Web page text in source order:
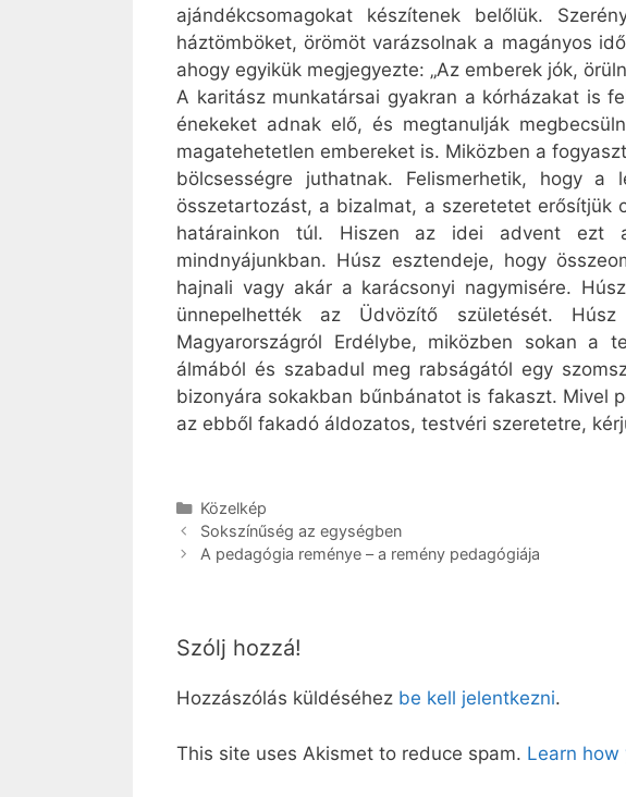
ajándékcsomagokat készítenek belőlük.
háztömböket, örömöt varázsolnak a magányos
ahogy egyikük megjegyezte: „Az emberek jók,
A karitász munkatársai gyakran a kórházakat is
énekeket adnak elő, és megtanulják
magatehetetlen embereket is. Miközben a
bölcsességre juthatnak. Felismerhetik, hogy
összetartozást, a bizalmat, a szeretetet erősítjük
határainkon túl. Hiszen az idei advent ezt
mindnyájunkban. Húsz esztendeje, hogy
hajnali vagy akár a karácsonyi nagymisére.
ünnepelhették az Üdvözítő születését.
Magyarországról Erdélybe, miközben sokan a
álmából és szabadul meg rabságától egy
bizonyára sokakban bűnbánatot is fakaszt. Mivel
az ebből fakadó áldozatos, testvéri szeretetre,
Kategória
Közelkép
Sokszínűség az egységben
A pedagógia reménye – a remény pedagógiája
Szólj hozzá!
Hozzászólás küldéséhez be kell jelentkezni.
This site uses Akismet to reduce spam. Learn how